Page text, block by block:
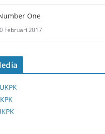
One
Februari 2017